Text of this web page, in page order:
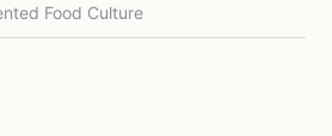
Food Culture